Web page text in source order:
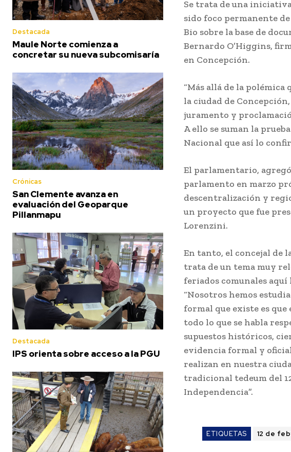
Destacada
Maule Norte comienza a
concretar su nueva subcomisaría
Crónicas
San Clemente avanza en
evaluación del Geoparque
Pillanmapu
Destacada
IPS orienta sobre acceso a la PGU
Se trata de una
sido foco permanente
Bio sobre la base de
Bernardo O’Higgins,
en Concepción.
“Más allá de la
la ciudad de
juramento y
A ello se suman la
Nacional que así lo
El parlamentario,
parlamento en marzo
descentralización y
un proyecto que fue
Lorenzini.
En tanto, el concejal de
trata de un tema muy
feriados comunales
“Nosotros hemos
formal que existe es que
todo lo que se habla
supuestos históricos,
evidencia formal y
realizan en nuestra
tradicional tedeum del
Independencia”.
ETIQUETAS 12 de